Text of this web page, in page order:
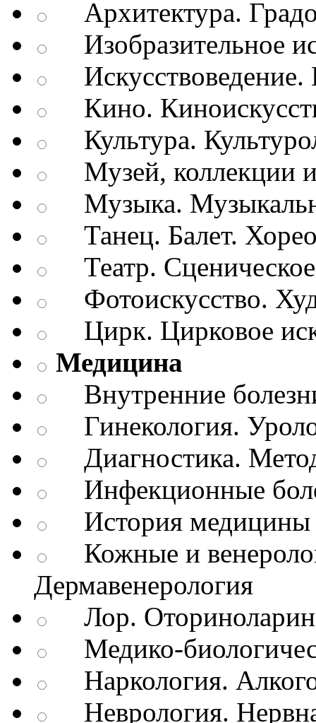
Архитектура.
Изобразительное
Искусствоведение.
Кино.
Культура.
Музей, коллекции
Музыка.
Танец. Балет.
Театр. Сценическое
Фотоискусство.
Цирк. Цирковое
Медицина
Внутренние
Гинекология.
Диагностика.
Инфекционные
История медицины
Кожные и
Дермавенерология
Лор.
Медико-
Наркология.
Неврология.